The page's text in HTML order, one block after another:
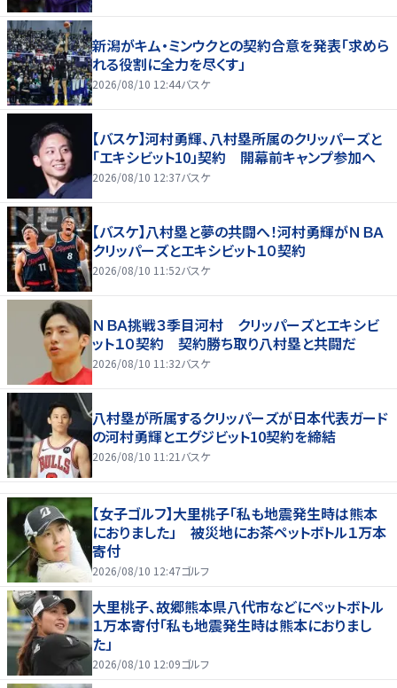
新潟がキム・ミンウクとの契約合意を発表「求めら
れる役割に全力を尽くす」
2026/08/10 12:44バスケ
【バスケ】河村勇輝、八村塁所属のクリッパーズと
「エキシビット10」契約 開幕前キャンプ参加へ
2026/08/10 12:37バスケ
【バスケ】八村塁と夢の共闘へ！河村勇輝がＮＢＡ
クリッパーズとエキシビット１０契約
2026/08/10 11:52バスケ
ＮＢＡ挑戦３季目河村 クリッパーズとエキシビ
ット１０契約 契約勝ち取り八村塁と共闘だ
2026/08/10 11:32バスケ
八村塁が所属するクリッパーズが日本代表ガード
の河村勇輝とエグジビット10契約を締結
2026/08/10 11:21 バスケ
【女子ゴルフ】大里桃子「私も地震発生時は熊本
におりました」 被災地にお茶ペットボトル１万本
寄付
2026/08/10 12:47ゴルフ
大里桃子、故郷熊本県八代市などにペットボトル
１万本寄付「私も地震発生時は熊本におりまし
た」
2026/08/10 12:09ゴルフ